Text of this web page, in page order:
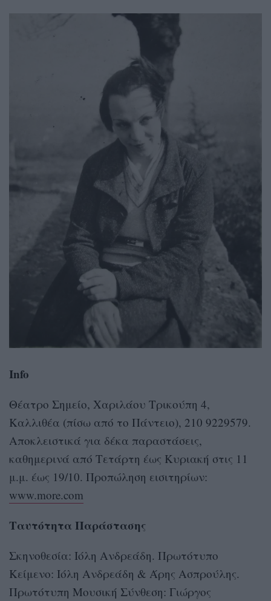
Info
Θέατρο Σημείο, Χαριλάου Τρικούπη 4,
Καλλιθέα (πίσω από το Πάντειο), 210 9229579.
Αποκλειστικά για δέκα παραστάσεις,
καθημερινά από Τετάρτη έως Κυριακή στις 11
μ.μ. έως 19/10. Προπώληση εισιτηρίων:
www.more.com
Ταυτότητα Παράστασης
Σκηνοθεσία: Ιόλη Ανδρεάδη. Πρωτότυπο
Κείμενο: Ιόλη Ανδρεάδη & Άρης Ασπρούλης.
Πρωτότυπη Μουσική Σύνθεση: Γιώργος